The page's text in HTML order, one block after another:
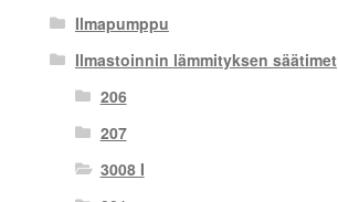
Ilmapumppu
Ilmastoinnin lämmityksen säätimet
206
207
3008 I